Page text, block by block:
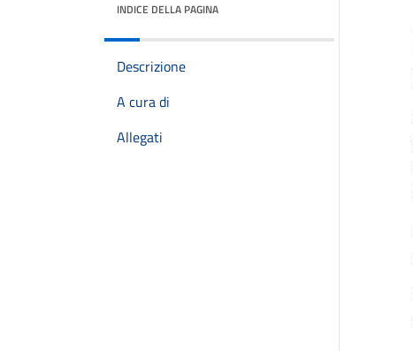
INDICE DELLA PAGINA
Descrizione
A cura di
Allegati